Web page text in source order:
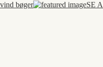
bøger
SE